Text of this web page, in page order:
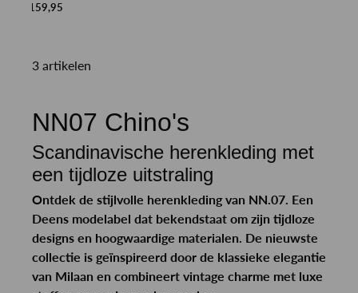
€ 159,95
3 artikelen
NN07 Chino's
Scandinavische herenkleding met
een tijdloze uitstraling
Ontdek de stijlvolle herenkleding van NN.07. Een
Deens modelabel dat bekendstaat om zijn tijdloze
designs en hoogwaardige materialen. De nieuwste
collectie is geïnspireerd door de klassieke elegantie
van Milaan en combineert vintage charme met luxe